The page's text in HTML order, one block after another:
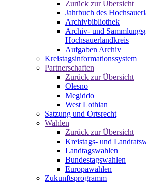
Zurück zur Übersicht
Jahrbuch des
Archivbibliothek
Archiv- und
Hochsauerlandkreis
Aufgaben Archiv
Kreistagsinformationssystem
Partnerschaften
Zurück zur Übersicht
Olesno
Megiddo
West Lothian
Satzung und Ortsrecht
Wahlen
Zurück zur Übersicht
Kreistags- und
Landtagswahlen
Bundestagswahlen
Europawahlen
Zukunftsprogramm